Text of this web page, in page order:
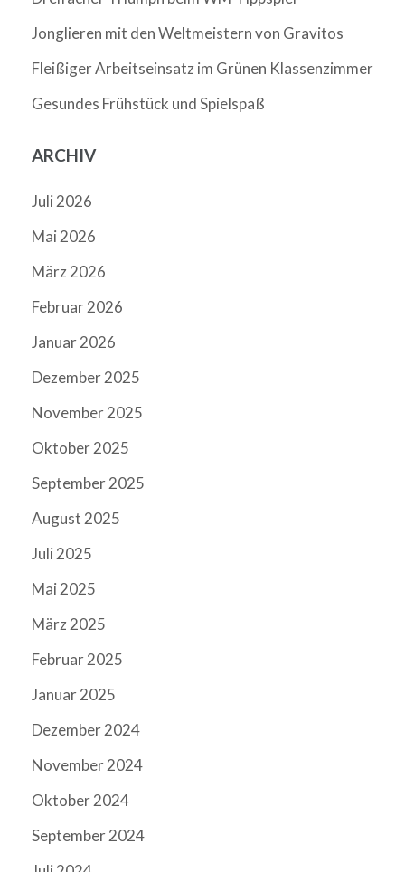
Jonglieren mit den Weltmeistern von Gravitos
Fleißiger Arbeitseinsatz im Grünen Klassenzimmer
Gesundes Frühstück und Spielspaß
ARCHIV
Juli 2026
Mai 2026
März 2026
Februar 2026
Januar 2026
Dezember 2025
November 2025
Oktober 2025
September 2025
August 2025
Juli 2025
Mai 2025
März 2025
Februar 2025
Januar 2025
Dezember 2024
November 2024
Oktober 2024
September 2024